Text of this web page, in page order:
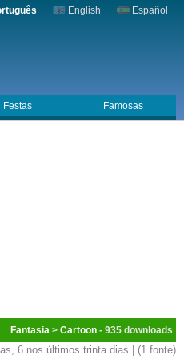
English Español
Festas Famosas
Fantasia > Cartoon - 935
6 nos últimos trinta dias | (1 fonte)